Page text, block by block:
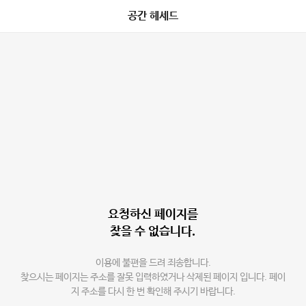
공간 헤세드
요청하신 페이지를
찾을 수 없습니다.
이용에 불편을 드려 죄송합니다.
찾으시는 페이지는 주소를 잘못 입력하였거나 삭제된 페이지 입니다. 페이
지 주소를 다시 한 번 확인해 주시기 바랍니다.